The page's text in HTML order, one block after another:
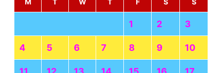
रक्षा क्षेत्र में आत्मनिर्भर भारत को बड़ी मजबूती, पहली स्वदेशी ग्लाइड
Kriyansh May 8, 2026
Read More »